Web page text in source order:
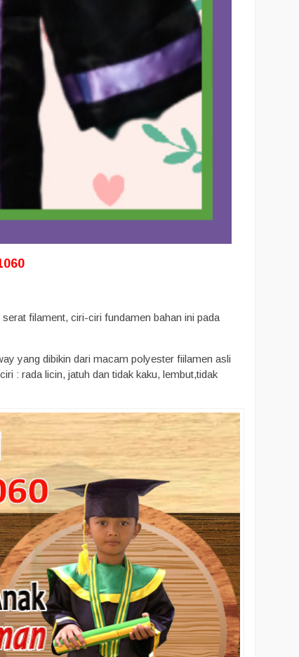
filament, ciri-ciri fundamen bahan ini pada
yang dibikin dari macam polyester fiilamen asli
: rada licin, jatuh dan tidak kaku, lembut,tidak